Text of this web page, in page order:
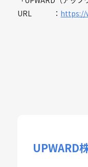
URL ： https://
UPWARD